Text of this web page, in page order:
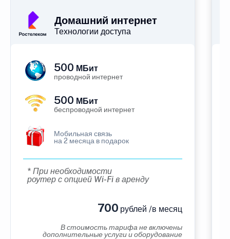
Домашний интернет
Технологии доступа
500 МБит
проводной интернет
500 МБит
беспроводной интернет
Мобильная связь
на 2 месяца в подарок
* При необходимости
роутер с опцией Wi-Fi в аренду
700 рублей /в месяц
В стоимость тарифа не включены
дополнительные услуги и оборудование